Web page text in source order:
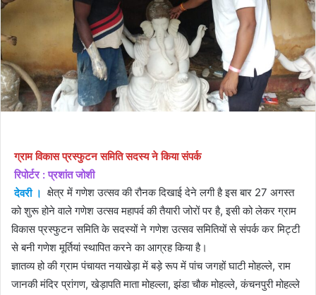
ग्राम विकास प्रस्फुटन समिति सदस्य ने किया संपर्क
रिपोर्टर : प्रशांत जोशी
देवरी । क्षेत्र में गणेश उत्सव की रौनक दिखाई देने लगी है इस बार 27 अगस्त
को शुरू होने वाले गणेश उत्सव महापर्व की तैयारी जोरों पर है, इसी को लेकर ग्राम
विकास प्रस्फुटन समिति के सदस्यों ने गणेश उत्सव समितियों से संपर्क कर मिट्टी
से बनी गणेश मूर्तियां स्थापित करने का आग्रह किया है।
ज्ञातव्य हो की ग्राम पंचायत नयाखेड़ा में बड़े रूप में पांच जगहों घाटी मोहल्ले, राम
जानकी मंदिर प्रांगण, खेड़ापति माता मोहल्ला, झंडा चौक मोहल्ले, कंचनपुरी मोहल्ले